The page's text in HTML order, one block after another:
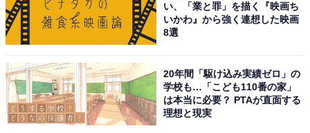
い、「業と罪」を描く『映画ち
いかわ』から強く連想した映画
8選
20年間「駆け込み実績ゼロ」の
学校も…「こども110番の家」
は本当に必要？ PTAが直面する
理想と現実